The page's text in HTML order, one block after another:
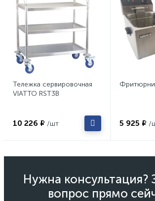
Тележка сервировочная
VIATTO RST3B
10 226 ₽ /шт 5 925 ₽ /
Нужна консультация?
вопрос прямо